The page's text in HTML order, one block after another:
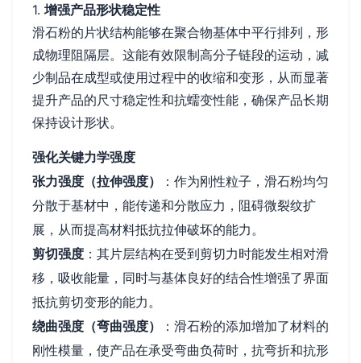
1. 增强产品形状稳定性
滑石粉的片状结构能够在聚合物基体中平行排列，形
成物理阻隔层。这能有效限制高分子链段的运动，减
少制品在成型或使用过程中的收缩和变形，从而显著
提升产品的尺寸稳定性和抗蠕变性能，确保产品长期
保持设计形状。
强化关键力学强度
张力强度（拉伸强度）
：作为刚性粒子，滑石粉均匀
分散于基材中，能传递和分散应力，阻碍微裂纹扩
展，从而提高材料抵抗拉伸破坏的能力。
剪切强度 ：其片层结构在受到剪切力时能发生相对滑
移，吸收能量，同时与基体良好的结合性增强了界面
抵抗剪切变形的能力。
绕曲强度（弯曲强度）
：滑石粉的添加增加了材料的
刚性模量，使产品在承受弯曲负荷时，抗弯折和抗形